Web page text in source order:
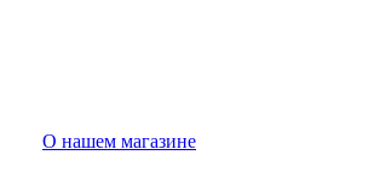
О нашем магазине